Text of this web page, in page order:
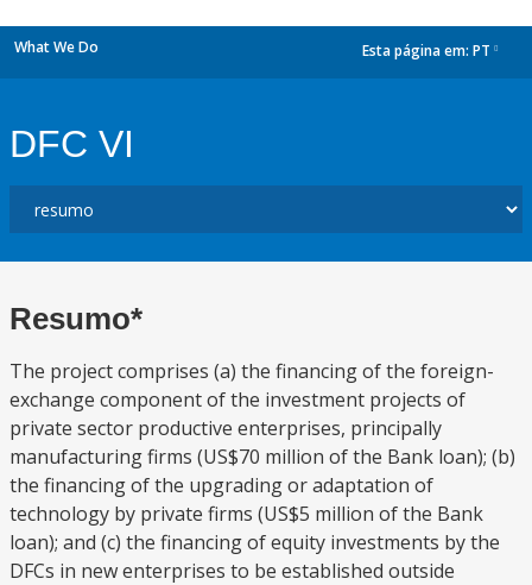
What We Do Esta página em: PT
DFC VI
Resumo*
The project comprises (a) the financing of the foreign-
exchange component of the investment projects of
private sector productive enterprises, principally
manufacturing firms (US$70 million of the Bank loan); (b)
the financing of the upgrading or adaptation of
technology by private firms (US$5 million of the Bank
loan); and (c) the financing of equity investments by the
DFCs in new enterprises to be established outside